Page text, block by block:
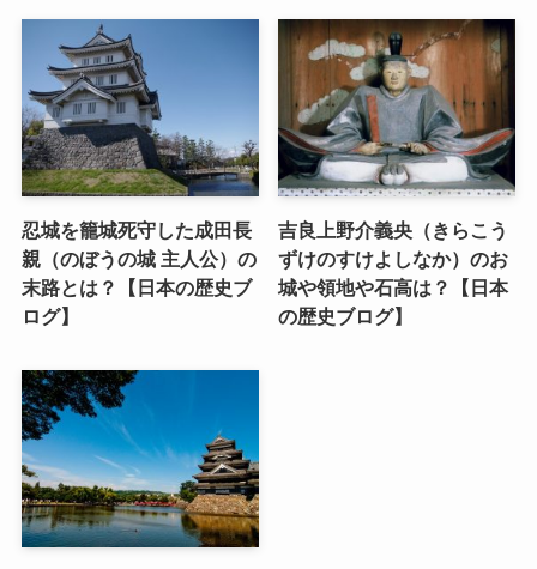
忍城を籠城死守した成田長
親（のぼうの城 主人公）の
末路とは？【日本の歴史ブ
ログ】
吉良上野介義央（きらこう
ずけのすけよしなか）のお
城や領地や石高は？【日本
の歴史ブログ】